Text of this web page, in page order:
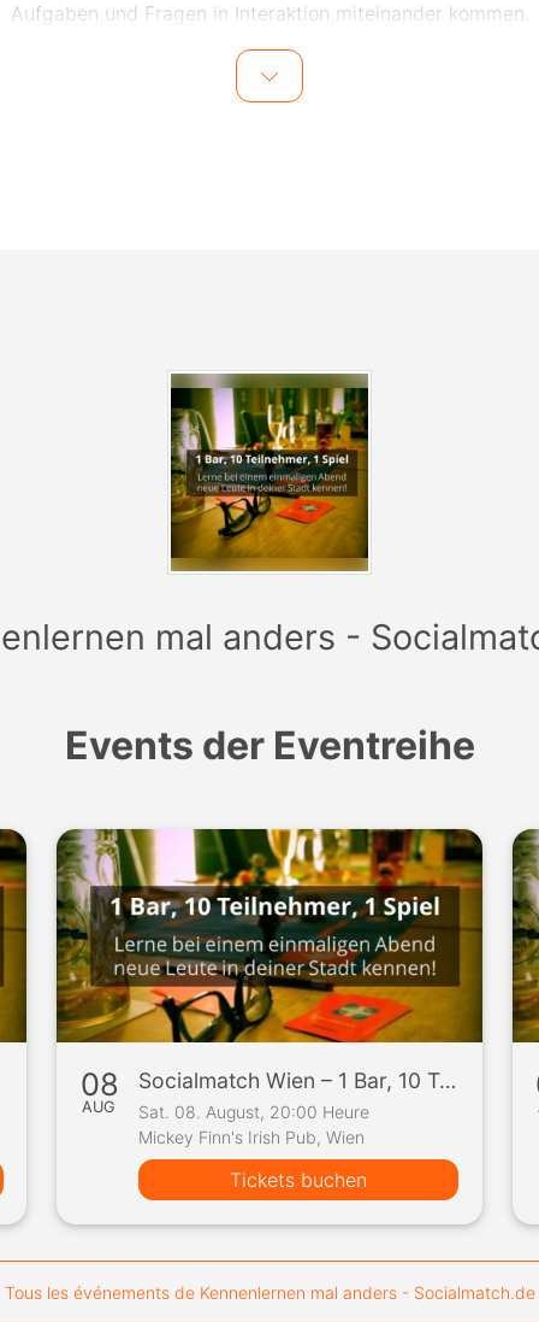
Aufgaben und Fragen in Interaktion miteinander kommen.
des Spiels und dem Moderator vor Ort wird das Eis
und die Teilnehmer lernen sich im Laufe des Abends
mal anders -
Events der Eventreihe
08
AUG
Socialmatch Wien – 1 Bar, 10 Teilnehmer, 1 Spiel
Sat. 08. August, 20:00 Heure
Mickey Finn's Irish Pub, Wien
Tickets buchen
Tous les événements de Kennenlernen mal anders - Socialmatch.de